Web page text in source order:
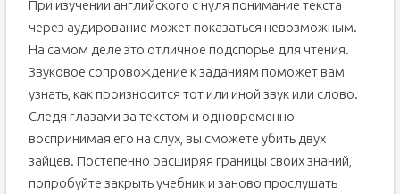
При изучении английского с нуля понимание текста
через аудирование может показаться невозможным.
На самом деле это отличное подспорье для чтения.
Звуковое сопровождение к заданиям поможет вам
узнать, как произносится тот или иной звук или слово.
Следя глазами за текстом и одновременно
воспринимая его на слух, вы сможете убить двух
зайцев. Постепенно расширяя границы своих знаний,
попробуйте закрыть учебник и заново прослушать